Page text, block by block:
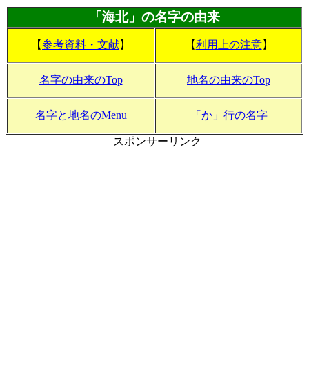
「海北」の名字の由来
【参考資料・文献】 【利用上の注意】
名字の由来のTop 地名の由来のTop
名字と地名のMenu 「か」行の名字
スポンサーリンク